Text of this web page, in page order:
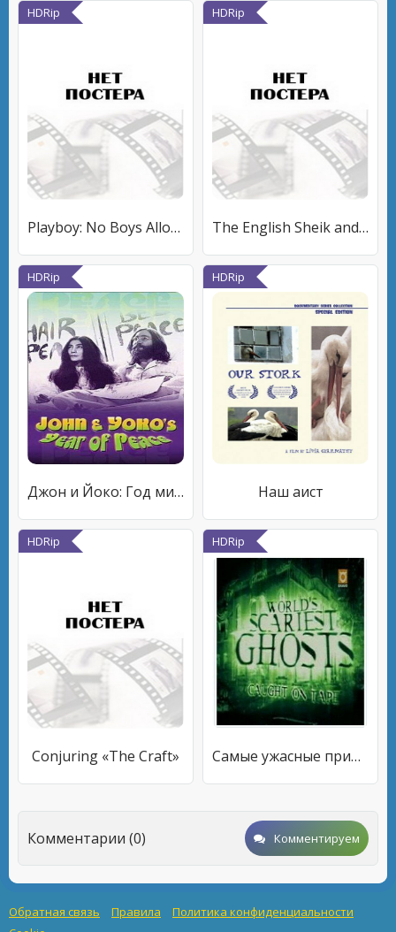
HDRip
Playboy: No Boys Allowed, 100% Girls
HDRip
The English Sheik and the Yemeni Gentleman
HDRip
Джон и Йоко: Год мира
HDRip
Наш аист
HDRip
Conjuring «The Craft»
HDRip
Самые ужасные привидения
Комментарии (0) Комментируем
Обратная связь Правила
Политика конфиденциальности